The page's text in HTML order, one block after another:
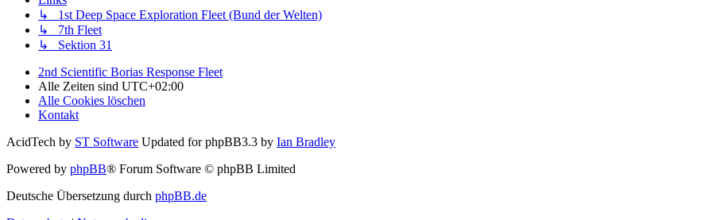
↳ 1st Deep Space Exploration Fleet (Bund der Welten)
↳ 7th Fleet
↳ Sektion 31
2nd Scientific Borias Response Fleet
Alle Zeiten sind UTC+02:00
Alle Cookies löschen
Kontakt
AcidTech by ST Software Updated for phpBB3.3 by Ian Bradley
Powered by phpBB® Forum Software © phpBB Limited
Deutsche Übersetzung durch phpBB.de